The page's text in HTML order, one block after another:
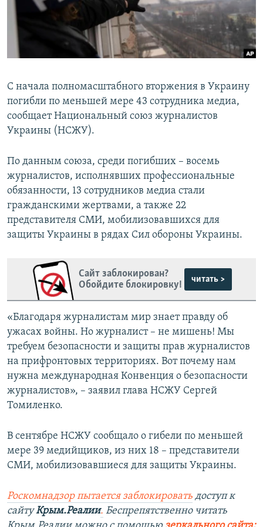
ПОБЕДИТЕЛЕЙ НЕ СУДЯТ?
КРЫМ.НЕПОКОРЕННЫЙ
ПРИСОЕДИНЯЙТЕСЬ!
Все сайты RFE/RL
С начала полномасштабного вторжения в Украину
погибли по меньшей мере 43 сотрудника медиа,
сообщает Национальный союз журналистов
Украины (НСЖУ).
По данным союза, среди погибших – восемь
журналистов, исполнявших профессиональные
обязанности, 13 сотрудников медиа стали
гражданскими жертвами, а также 22
представителя СМИ, мобилизовавшихся для
защиты Украины в рядах Сил обороны Украины.
Сайт заблокирован?
Обойдите блокировку!
читать >
«Благодаря журналистам мир знает правду об
ужасах войны. Но журналист – не мишень! Мы
требуем безопасности и защиты прав журналистов
на прифронтовых территориях. Вот почему нам
нужна международная Конвенция о безопасности
журналистов», – заявил глава НСЖУ Сергей
Томиленко.
В сентябре НСЖУ сообщало о гибели по меньшей
мере 39 медийщиков, из них 18 – представители
СМИ, мобилизовавшиеся для защиты Украины.
Роскомнадзор пытается заблокировать доступ к
сайтуКрым.Реалии. Беспрепятственно читать